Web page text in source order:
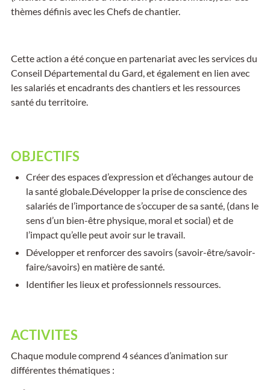
thèmes définis avec les Chefs de chantier.
Cette action a été conçue en partenariat avec les services du
Conseil Départemental du Gard, et également en lien avec
les salariés et encadrants des chantiers et les ressources
santé du territoire.
OBJECTIFS
Créer des espaces d’expression et d’échanges autour de
la santé globale.Développer la prise de conscience des
salariés de l’importance de s’occuper de sa santé, (dans le
sens d’un bien-être physique, moral et social) et de
l’impact qu’elle peut avoir sur le travail.
Développer et renforcer des savoirs (savoir-être/savoir-
faire/savoirs) en matière de santé.
Identifier les lieux et professionnels ressources.
ACTIVITES
Chaque module comprend 4 séances d’animation sur
différentes thématiques :